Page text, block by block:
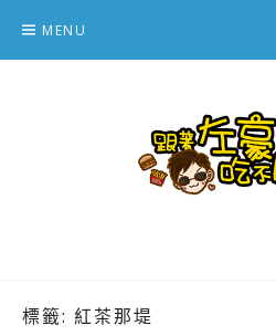
content
MENU
標籤: 紅茶那堤